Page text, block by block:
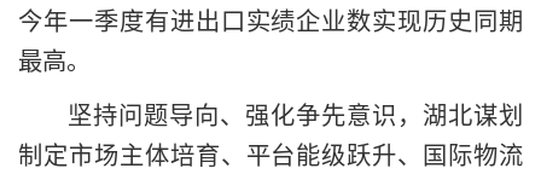
今年一季度有进出口实绩企业数实现历史同期
最高。
坚持问题导向、强化争先意识，湖北谋划
制定市场主体培育、平台能级跃升、国际物流